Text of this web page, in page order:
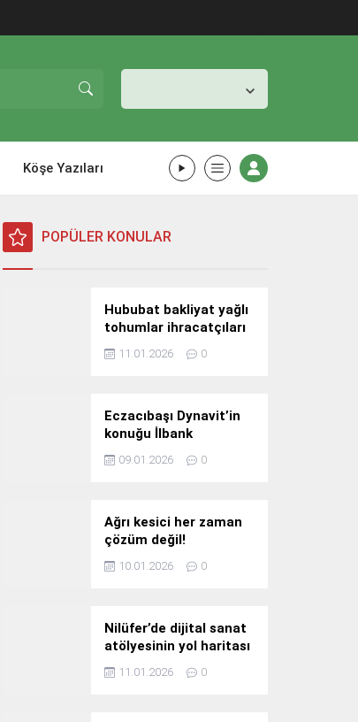
Köşe Yazıları
POPÜLER KONULAR
Hububat bakliyat yağlı
tohumlar ihracatçıları
Güney Kore yolcusu
11.01.2026 0
Eczacıbaşı Dynavit’in
konuğu İlbank
09.01.2026 0
Ağrı kesici her zaman
çözüm değil!
10.01.2026 0
Nilüfer’de dijital sanat
atölyesinin yol haritası
konuşuldu
11.01.2026 0